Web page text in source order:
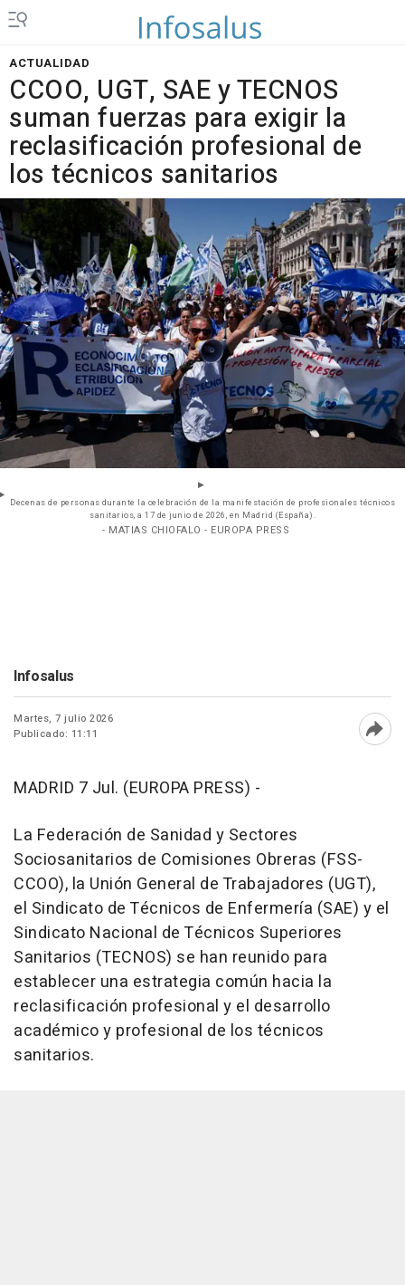
ACTUALIDAD
CCOO, UGT, SAE y TECNOS
suman fuerzas para exigir la
reclasificación profesional de
los técnicos sanitarios
Decenas de personas durante la celebración de la manifestación de profesionales técnicos
sanitarios, a 17 de junio de 2026, en Madrid (España).
- MATIAS CHIOFALO - EUROPA PRESS
Infosalus
Martes, 7 julio 2026
Publicado: 11:11
MADRID 7 Jul. (EUROPA PRESS) -
La Federación de Sanidad y Sectores
Sociosanitarios de Comisiones Obreras (FSS-
CCOO), la Unión General de Trabajadores (UGT),
el Sindicato de Técnicos de Enfermería (SAE) y el
Sindicato Nacional de Técnicos Superiores
Sanitarios (TECNOS) se han reunido para
establecer una estrategia común hacia la
reclasificación profesional y el desarrollo
académico y profesional de los técnicos
sanitarios.